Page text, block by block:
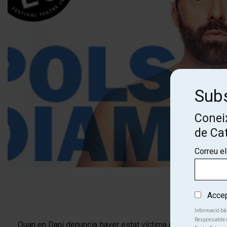
Quan en Dani denuncia haver estat víctima d'una brutal
de
Correu
Informació
Responsable